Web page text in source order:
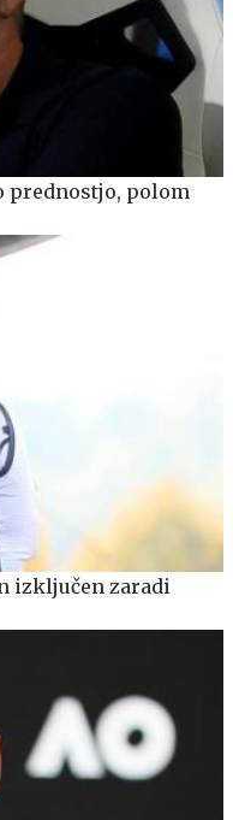
prednostjo, polom
izključen zaradi